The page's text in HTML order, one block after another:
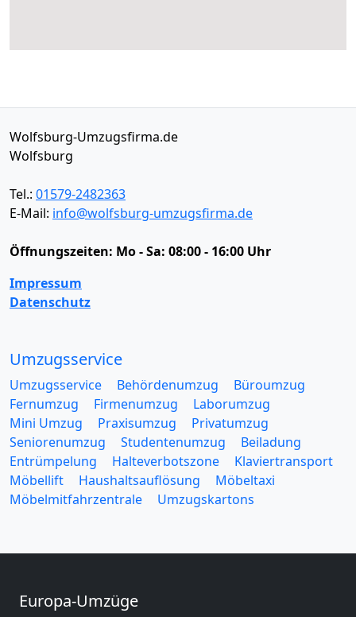
Wolfsburg-Umzugsfirma.de
Wolfsburg
Tel.: 01579-2482363
E-Mail: info@wolfsburg-umzugsfirma.de
Öffnungszeiten: Mo - Sa: 08:00 - 16:00 Uhr
Impressum
Datenschutz
Umzugsservice
Umzugsservice Behördenumzug
Büroumzug
Fernumzug
Firmenumzug
Laborumzug
Mini Umzug
Praxisumzug
Privatumzug
Seniorenumzug
Studentenumzug
Beiladung
Entrümpelung
Halteverbotszone
Klaviertransport
Möbellift
Haushaltsauflösung
Möbeltaxi
Möbelmitfahrzentrale
Umzugskartons
Europa-Umzüge